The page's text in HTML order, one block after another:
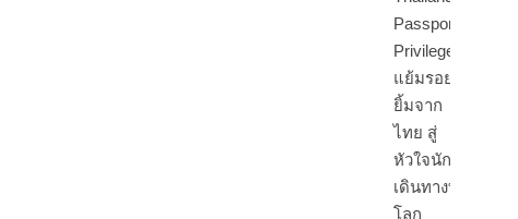
Privileges”
แย้มรอย
ยิ้มจาก
ไทย สู่
หัวใจนัก
เดินทางทั่ว
โลก